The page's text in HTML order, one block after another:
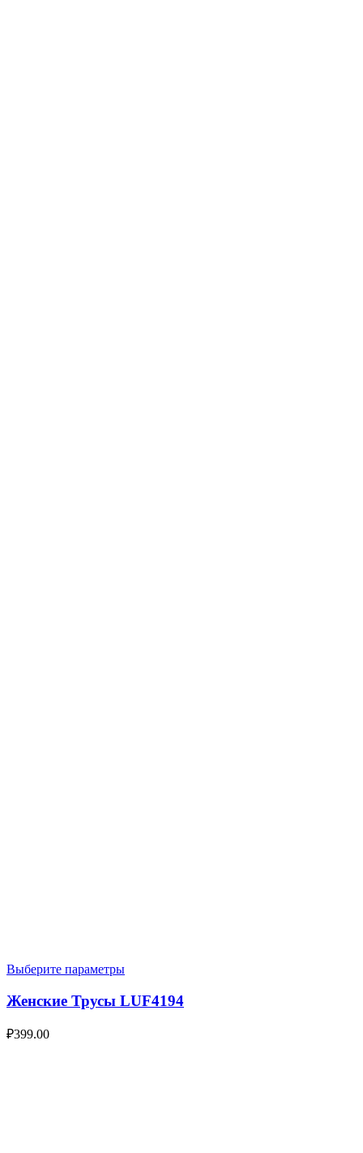
Выберите параметры
Женские Трусы LUF4194
₽399.00